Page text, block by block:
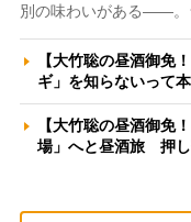
別の味わいがある――。
【大竹聡の昼酒御免
ギ」を知らないっ
【大竹聡の昼酒御免
場」へと昼酒旅 押